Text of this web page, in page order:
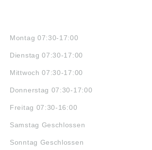
Montag 07:30-17:00
Dienstag 07:30-17:00
Mittwoch 07:30-17:00
Donnerstag 07:30-17:00
Freitag 07:30-16:00
Samstag Geschlossen
Sonntag Geschlossen